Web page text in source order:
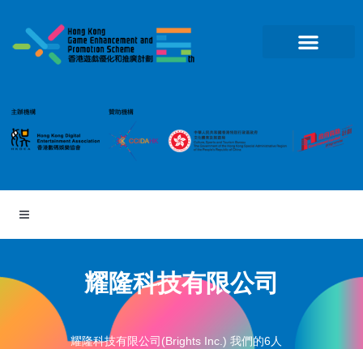
耀隆科技有限公司
耀隆科技有限公司(Brights Inc.) 我們的6人